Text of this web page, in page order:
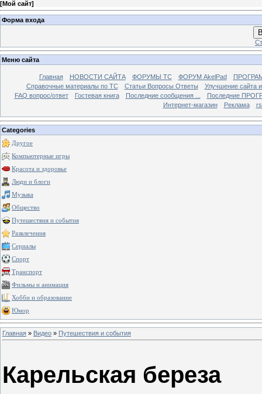
[Мой сайт]
Форма входа
Меню сайта
Главная НОВОСТИ САЙТА ФОРУМЫ TC ФОРУМ AkelPad
Справочные материалы по TС
Статьи Вопросы Ответы
Улучшение сайта
FAQ вопрос/ответ
Гостевая книга Последние сообщения ...
Последние
Интернет-магазин
Реклама
Categories
Другое
Компьютерные игры
Красота и здоровье
Люди и блоги
Музыка
Общество
Путешествия и события
Развлечения
Сериалы
Спорт
Транспорт
Фильмы и анимация
Хобби и образование
Юмор
Главная » Видео » Путешествия и события
Карельская береза